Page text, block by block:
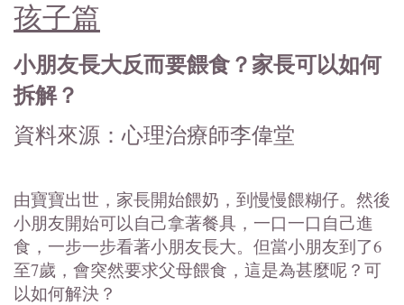
孩子篇
小朋友長大反而要餵食？家長可以如何
拆解？
資料來源：心理治療師李偉堂
由寶寶出世，家長開始餵奶，到慢慢餵糊仔。然後
小朋友開始可以自己拿著餐具，一口一口自己進
食，一步一步看著小朋友長大。但當小朋友到了6
至7歲，會突然要求父母餵食，這是為甚麼呢？可
以如何解決？